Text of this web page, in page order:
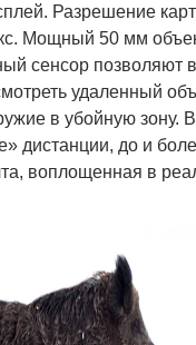
Разрешение
Мощный 50 мм
сенсор позволяют
удаленный
в убойную зону.
дистанции, до и
воплощенная в